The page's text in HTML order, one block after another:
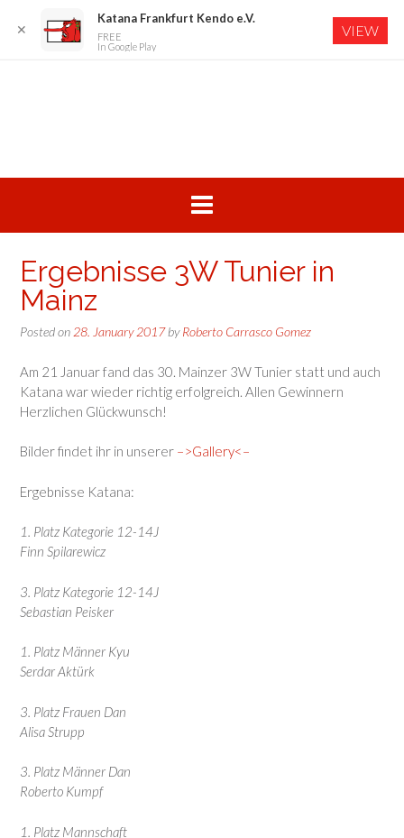
Ergebnisse 3W Tunier in
Mainz
Posted on 28. January 2017byRoberto Carrasco Gomez
Am 21 Januar fand das 30. Mainzer 3W Tunier statt und auch
Katana war wieder richtig erfolgreich. Allen Gewinnern
Herzlichen Glückwunsch!
Bilder findet ihr in unserer –>Gallery<–
Ergebnisse Katana:
1. Platz Kategorie 12-14J
Finn Spilarewicz
3. Platz Kategorie 12-14J
Sebastian Peisker
1. Platz Männer Kyu
Serdar Aktürk
3. Platz Frauen Dan
Alisa Strupp
3. Platz Männer Dan
Roberto Kumpf
1. Platz Mannschaft
✕
Katana Frankfurt Kendo e.V.
FREE
In Google Play
VIEW